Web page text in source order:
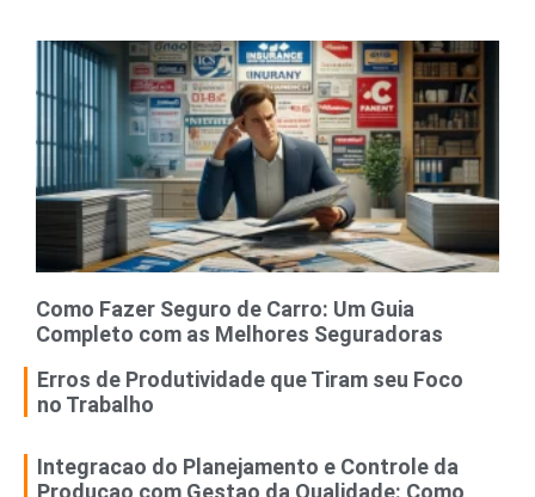
Como Fazer Seguro de Carro: Um Guia
Completo com as Melhores Seguradoras
Erros de Produtividade que Tiram seu Foco
no Trabalho
Integracao do Planejamento e Controle da
Producao com Gestao da Qualidade: Como